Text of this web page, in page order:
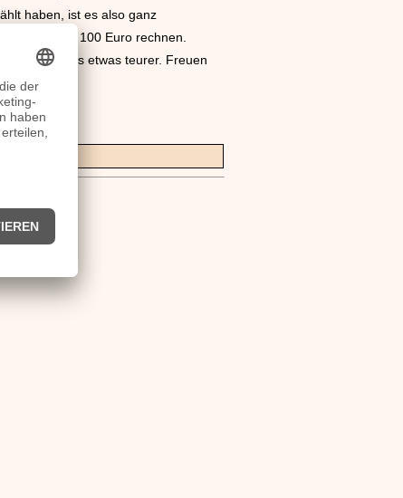
haben, ist es also ganz
30 und 100 Euro rechnen.
dann wird es etwas teurer. Freuen